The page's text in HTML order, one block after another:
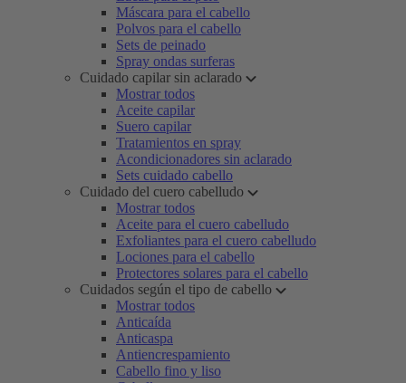
Máscara para el cabello
Polvos para el cabello
Sets de peinado
Spray ondas surferas
Cuidado capilar sin aclarado
Mostrar todos
Aceite capilar
Suero capilar
Tratamientos en spray
Acondicionadores sin aclarado
Sets cuidado cabello
Cuidado del cuero cabelludo
Mostrar todos
Aceite para el cuero cabelludo
Exfoliantes para el cuero cabelludo
Lociones para el cabello
Protectores solares para el cabello
Cuidados según el tipo de cabello
Mostrar todos
Anticaída
Anticaspa
Antiencrespamiento
Cabello fino y liso